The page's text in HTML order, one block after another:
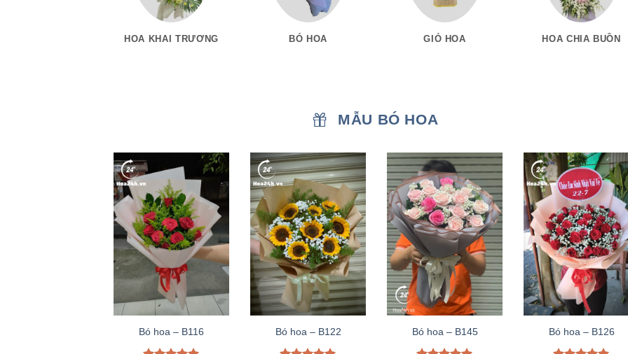
HOA KHAI TRƯƠNG BÓ HOA GIỎ HOA HOA CHIA BUỒN
MẪU BÓ HOA
Bó hoa – B116 Bó hoa – B122 Bó hoa – B145 Bó hoa – B126